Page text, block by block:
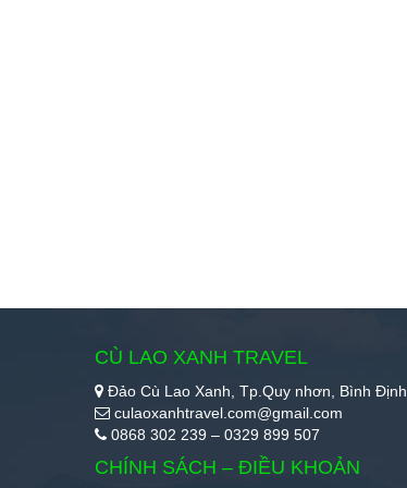
CÙ LAO XANH TRAVEL
Đảo Cù Lao Xanh, Tp.Quy nhơn, Bình Định
culaoxanhtravel.com@gmail.com
0868 302 239 – 0329 899 507
CHÍNH SÁCH – ĐIỀU KHOẢN